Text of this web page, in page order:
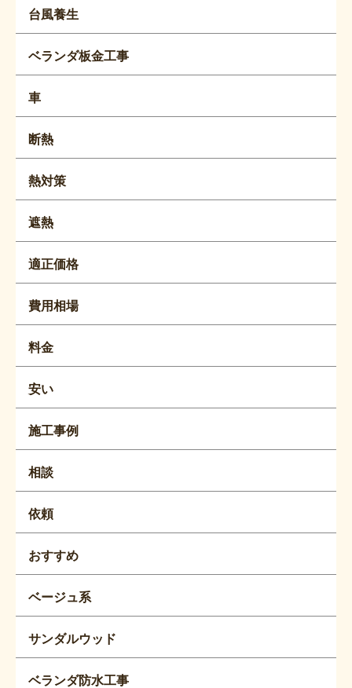
台風養生
ベランダ板金工事
車
断熱
熱対策
遮熱
適正価格
費用相場
料金
安い
施工事例
相談
依頼
おすすめ
ベージュ系
サンダルウッド
ベランダ防水工事